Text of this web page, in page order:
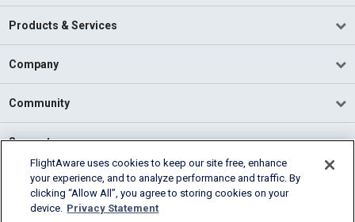
Products & Services
Company
Community
Support
English (USA)
2026 FlightAware
FlightAware uses cookies to keep our site free, enhance
your experience, and to analyze performance and traffic. By
clicking “Allow All”, you agree to storing cookies on your
device. Privacy Statement